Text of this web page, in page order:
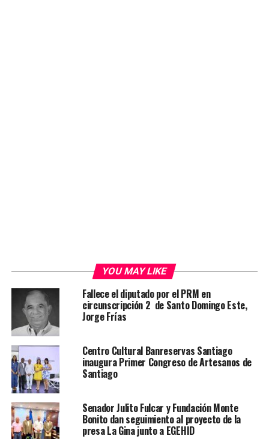
YOU MAY LIKE
Fallece el diputado por el PRM en
circunscripción 2 de Santo Domingo Este,
Jorge Frías
Centro Cultural Banreservas Santiago
inaugura Primer Congreso de Artesanos de
Santiago
Senador Julito Fulcar y Fundación Monte
Bonito dan seguimiento al proyecto de la
presa La Gina junto a EGEHID